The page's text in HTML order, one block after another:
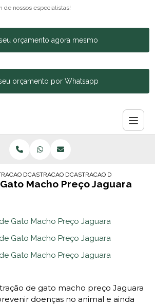
de nossos especialistas!
orçamento agora mesmo
orçamento por Whatsapp
DE ANIMAIS
CASTRACAO DE CACHORRA
CASTRACAO DE GATO
Macho Preço Jaguara
de gato macho preço Jaguara
doenças no animal e ainda